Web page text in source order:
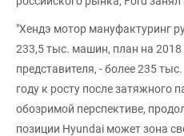
"Хендэ мотор мануфактуринг
233,5 тыс. машин, план на 2018
представителя, - более 235
году к росту после затяжного
обозримой перспективе,
позиции Hyundai может зона